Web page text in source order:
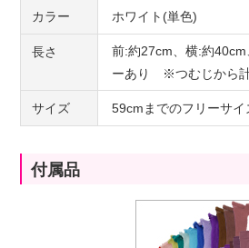
カラー ホワイト(単色)
長さ
前:約27cm、横:約
ーあり ※つむじから
サイズ 59cmまでのフリーサイ
付属品